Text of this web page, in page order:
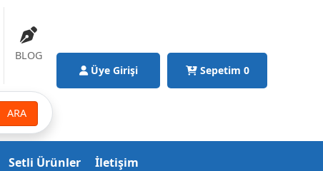
BLOG
ARA
Üye Girişi Sepetim 0
Setli Ürünler İletişim